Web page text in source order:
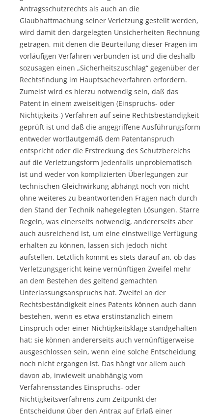
Antragsschutzrechts als auch an die
Glaubhaftmachung seiner Verletzung gestellt werden,
wird damit den dargelegten Unsicherheiten Rechnung
getragen, mit denen die Beurteilung dieser Fragen im
vorläufigen Verfahren verbunden ist und die deshalb
sozusagen einen „Sicherheitszuschlag“ gegenüber der
Rechtsfindung im Hauptsacheverfahren erfordern.
Zumeist wird es hierzu notwendig sein, daß das
Patent in einem zweiseitigen (Einspruchs- oder
Nichtigkeits-) Verfahren auf seine Rechtsbeständigkeit
geprüft ist und daß die angegriffene Ausführungsform
entweder wortlautgemäß dem Patentanspruch
entspricht oder die Erstreckung des Schutzbereichs
auf die Verletzungsform jedenfalls unproblematisch
ist und weder von komplizierten Überlegungen zur
technischen Gleichwirkung abhängt noch von nicht
ohne weiteres zu beantwortenden Fragen nach durch
den Stand der Technik nahegelegten Lösungen. Starre
Regeln, was einerseits notwendig, andererseits aber
auch ausreichend ist, um eine einstweilige Verfügung
erhalten zu können, lassen sich jedoch nicht
aufstellen. Letztlich kommt es stets darauf an, ob das
Verletzungsgericht keine vernünftigen Zweifel mehr
an dem Bestehen des geltend gemachten
Unterlassungsanspruchs hat. Zweifel an der
Rechtsbeständigkeit eines Patents können auch dann
bestehen, wenn es etwa erstinstanzlich einem
Einspruch oder einer Nichtigkeitsklage standgehalten
hat; sie können andererseits auch vernünftigerweise
ausgeschlossen sein, wenn eine solche Entscheidung
noch nicht ergangen ist. Das hängt vor allem auch
davon ab, inwieweit unabhängig vom
Verfahrensstandes Einspruchs- oder
Nichtigkeitsverfahrens zum Zeitpunkt der
Entscheidung über den Antrag auf Erlaß einer